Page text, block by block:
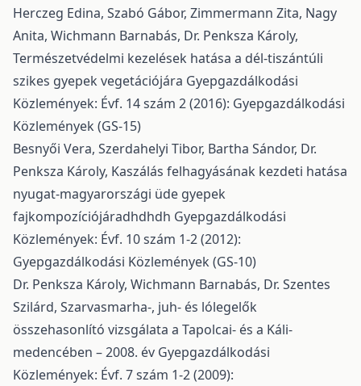
Herczeg Edina, Szabó Gábor, Zimmermann Zita, Nagy
Anita, Wichmann Barnabás, Dr. Penksza Károly,
Természetvédelmi kezelések hatása a dél-tiszántúli
szikes gyepek vegetációjára Gyepgazdálkodási
Közlemények: Évf. 14 szám 2 (2016): Gyepgazdálkodási
Közlemények (GS-15)
Besnyői Vera, Szerdahelyi Tibor, Bartha Sándor, Dr.
Penksza Károly, Kaszálás felhagyásának kezdeti hatása
nyugat-magyarországi üde gyepek
fajkompozíciójáradhdhdh Gyepgazdálkodási
Közlemények: Évf. 10 szám 1-2 (2012):
Gyepgazdálkodási Közlemények (GS-10)
Dr. Penksza Károly, Wichmann Barnabás, Dr. Szentes
Szilárd, Szarvasmarha-, juh- és lólegelők
összehasonlító vizsgálata a Tapolcai- és a Káli-
medencében – 2008. év Gyepgazdálkodási
Közlemények: Évf. 7 szám 1-2 (2009):